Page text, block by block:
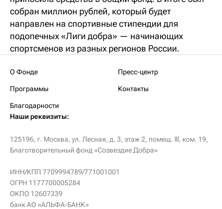
собран миллион рублей, который будет
направлен на спортивные стипендии для
подопечных «Лиги добра» — начинающих
спортсменов из разных регионов России.
О Фонде
Программы
Благодарности
Пресс-центр
Контакты
Наши реквизиты:
125196, г. Москва, ул. Лесная, д. 3, этаж 2, помещ. lll, ком. 19,
Благотворительный фонд «Созвездие Добра»
ИНН/КПП 7709994789/771001001
ОГРН 1177700005284
ОКПО 12607339
банк АО «АЛЬФА-БАНК»